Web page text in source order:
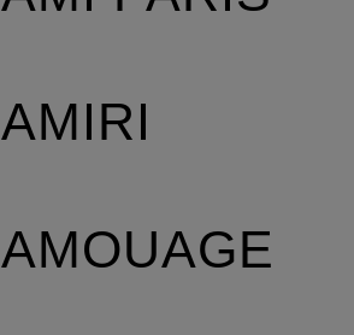
AMIRI
AMOUAGE